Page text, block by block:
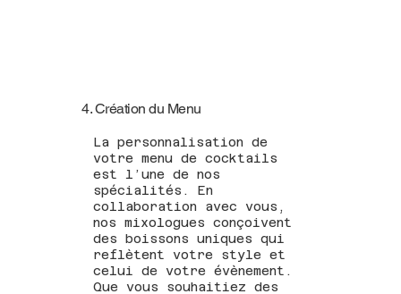
4. Création du Menu
La personnalisation de
votre menu de cocktails
est l’une de nos
spécialités. En
collaboration avec vous,
nos mixologues conçoivent
des boissons uniques qui
reflètent votre style et
celui de votre évènement.
Que vous souhaitiez des